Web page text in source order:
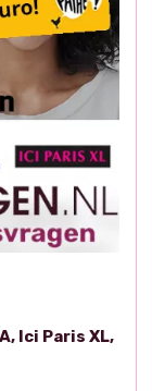
Ici Paris XL,